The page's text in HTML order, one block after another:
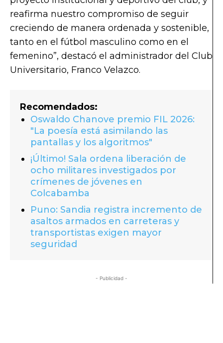
reafirma nuestro compromiso de seguir
creciendo de manera ordenada y sostenible,
tanto en el fútbol masculino como en el
femenino”, destacó el administrador del Club
Universitario, Franco Velazco.
Recomendados:
Oswaldo Chanove premio FIL 2026:
"La poesía está asimilando las
pantallas y los algoritmos"
¡Último! Sala ordena liberación de
ocho militares investigados por
crímenes de jóvenes en
Colcabamba
Puno: Sandia registra incremento de
asaltos armados en carreteras y
transportistas exigen mayor
seguridad
- Publicidad -